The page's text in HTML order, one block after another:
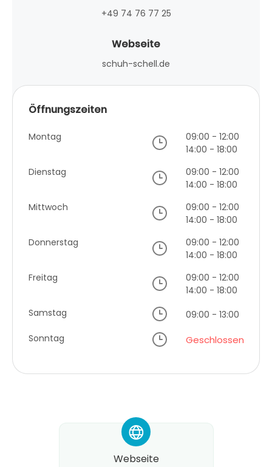
+49 74 76 77 25
Webseite
schuh-schell.de
Öffnungszeiten
Montag
09:00 - 12:00
14:00 - 18:00
Dienstag
09:00 - 12:00
14:00 - 18:00
Mittwoch
09:00 - 12:00
14:00 - 18:00
Donnerstag
09:00 - 12:00
14:00 - 18:00
Freitag
09:00 - 12:00
14:00 - 18:00
Samstag
09:00 - 13:00
Sonntag
Geschlossen
*
Webseite